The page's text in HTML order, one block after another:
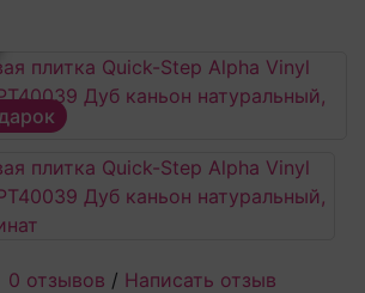
категории
0 отзывов / Написать отзыв